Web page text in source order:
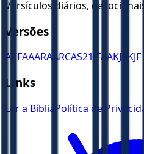
Versículos diários,
Versões
ACFAAARA ARCAS21 JFAAKJA KJF
Links
Ler a Bíblia Política de